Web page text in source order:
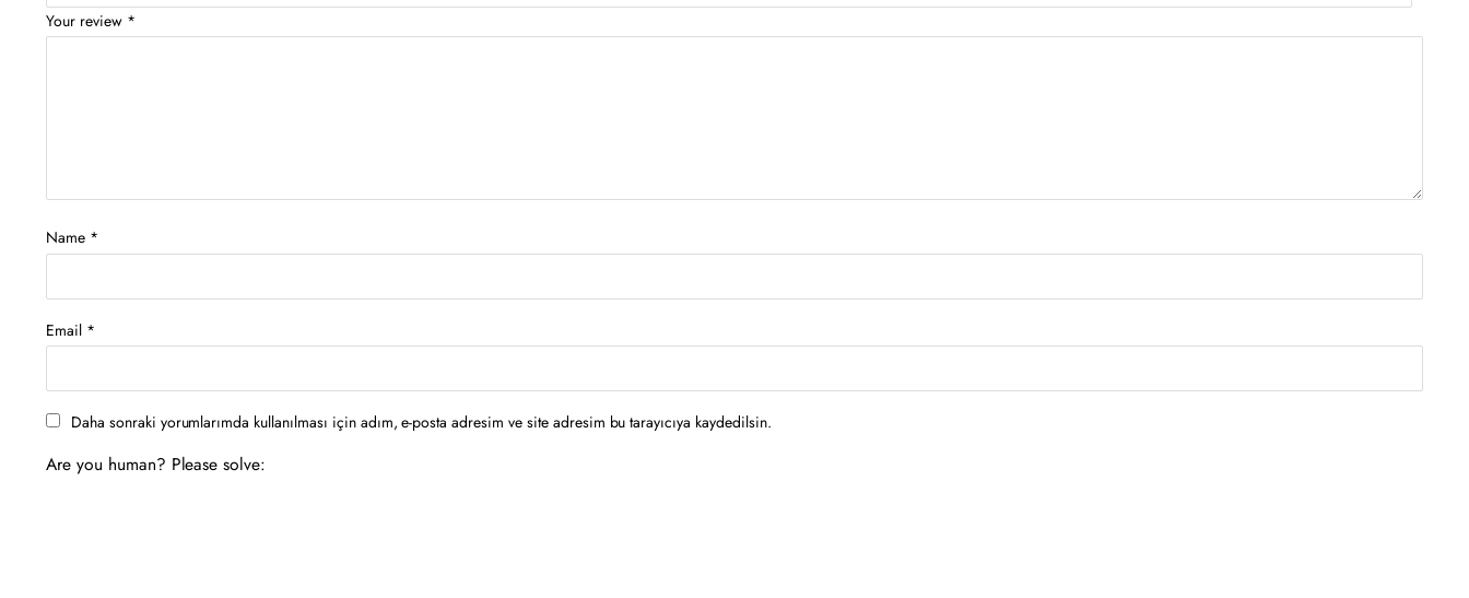
Your review *
Name *
Email *
Daha sonraki yorumlarımda kullanılması için adım, e-posta adresim ve site adresim bu tarayıcıya kaydedilsin.
Are you human? Please solve: